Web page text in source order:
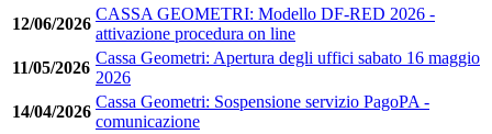
12/06/2026
CASSA GEOMETRI: Modello DF-RED 2026 -
attivazione procedura on line
11/05/2026
Cassa Geometri: Apertura degli uffici sabato 16 maggio
2026
14/04/2026
Cassa Geometri: Sospensione servizio PagoPA -
comunicazione